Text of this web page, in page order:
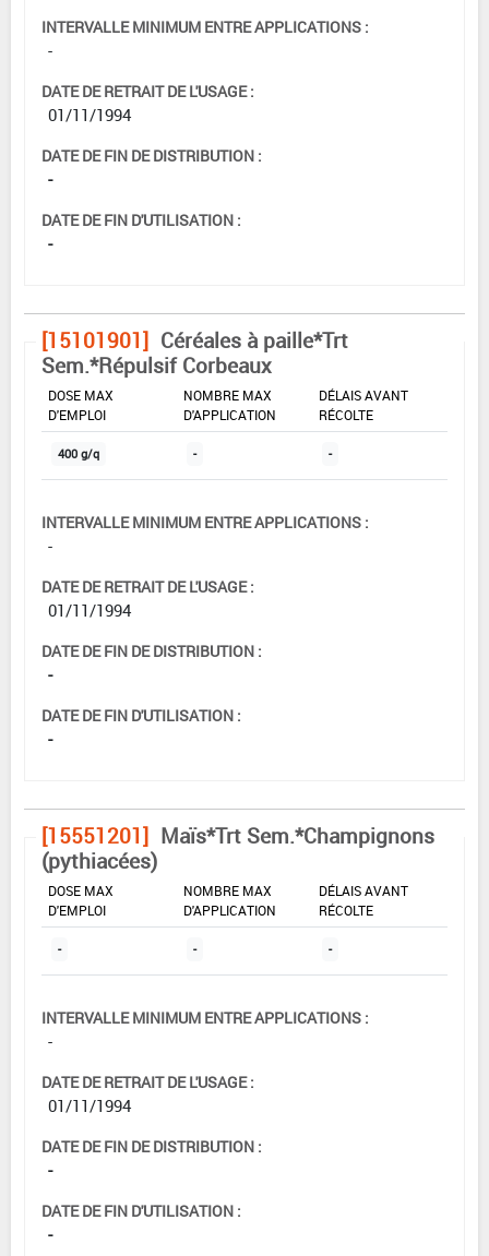
INTERVALLE MINIMUM ENTRE APPLICATIONS :
-
DATE DE RETRAIT DE L'USAGE :
01/11/1994
DATE DE FIN DE DISTRIBUTION :
-
DATE DE FIN D'UTILISATION :
-
[15101901] Céréales à paille*Trt
Sem.*Répulsif Corbeaux
DOSE MAX
D'EMPLOI
NOMBRE MAX
D'APPLICATION
DÉLAIS AVANT
RÉCOLTE
400 g/q - -
INTERVALLE MINIMUM ENTRE APPLICATIONS :
-
DATE DE RETRAIT DE L'USAGE :
01/11/1994
DATE DE FIN DE DISTRIBUTION :
-
DATE DE FIN D'UTILISATION :
-
[15551201] Maïs*Trt Sem.*Champignons
(pythiacées)
DOSE MAX
D'EMPLOI
NOMBRE MAX
D'APPLICATION
DÉLAIS AVANT
RÉCOLTE
- - -
INTERVALLE MINIMUM ENTRE APPLICATIONS :
-
DATE DE RETRAIT DE L'USAGE :
01/11/1994
DATE DE FIN DE DISTRIBUTION :
-
DATE DE FIN D'UTILISATION :
-